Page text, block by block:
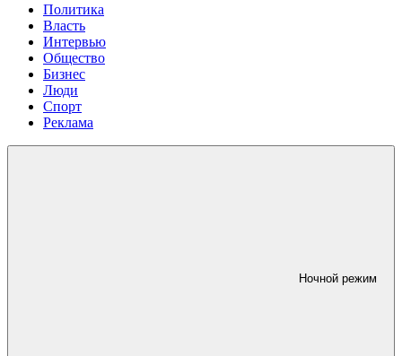
Политика
Власть
Интервью
Общество
Бизнес
Люди
Спорт
Реклама
Ночной режим